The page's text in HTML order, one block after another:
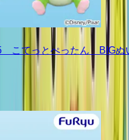
こてっとぺったん BIGぬ